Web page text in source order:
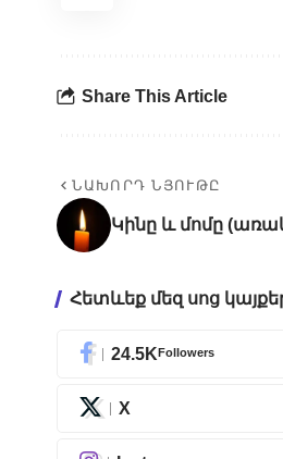
Share This Article
ՆԱԽՈՐԴ ՆՅՈՒԹԸ
Կինը և մոմը
Հետևեք մեզ սոց
24.5KFollowers
X